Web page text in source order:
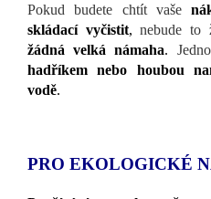
Pokud budete chtít vaše
skládací vyčistit, nebude to
žádná velká námaha.
hadříkem nebo houbou
vodě.
PRO EKOLOGICKÉ